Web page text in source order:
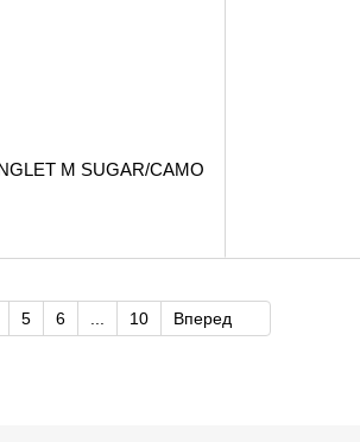
M SUGAR/CAMO
5 6 10 Вперед